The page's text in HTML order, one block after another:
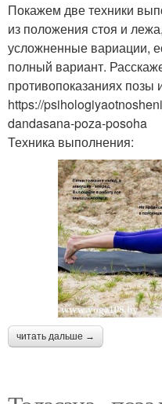
Покажем две техники
из положения стоя и
усложненные вариации,
полный вариант.
противопоказаниях
https://
dandasana-poza-posoha
Техника выполнения:
читать дальше →